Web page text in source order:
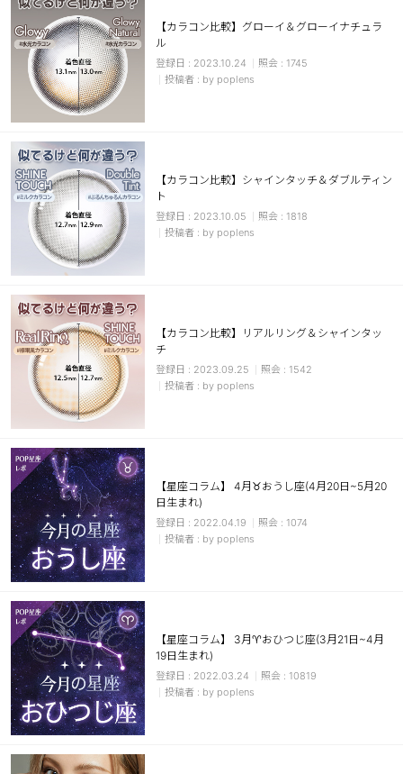
【カラコン比較】グローイ＆グローイナチュラ
ル
2023.10.24
1745
by poplens
【カラコン比較】シャインタッチ＆ダブルティン
ト
2023.10.05
1818
by poplens
【カラコン比較】リアルリング＆シャインタッ
チ
2023.09.25
1542
by poplens
【星座コラム】 4月♉おうし座(4月20日~5月20
日生まれ)
2022.04.19
1074
by poplens
【星座コラム】 3月♈おひつじ座(3月21日~4月
19日生まれ)
2022.03.24
10819
by poplens